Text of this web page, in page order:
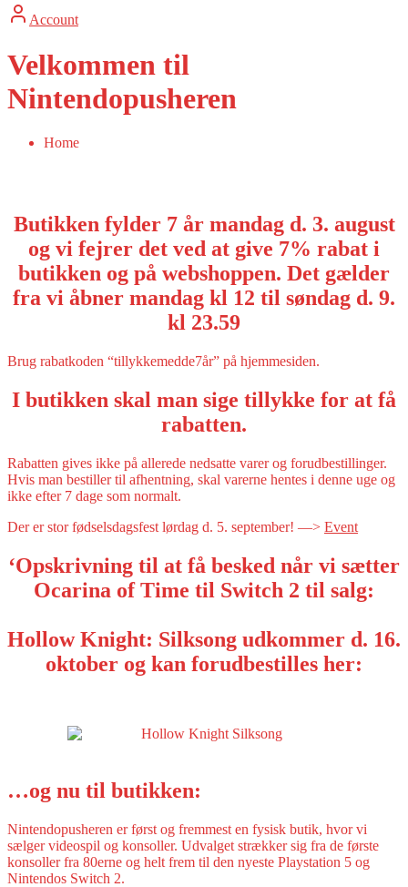
Account
Velkommen til
Nintendopusheren
Home
Butikken fylder 7 år mandag d. 3. august
og vi fejrer det ved at give 7% rabat i
butikken og på webshoppen. Det gælder
fra vi åbner mandag kl 12 til søndag d. 9.
kl 23.59
Brug rabatkoden “tillykkemedde7år” på hjemmesiden.
I butikken skal man sige tillykke for at få
rabatten.
Rabatten gives ikke på allerede nedsatte varer og forudbestillinger.
Hvis man bestiller til afhentning, skal varerne hentes i denne uge og
ikke efter 7 dage som normalt.
Der er stor fødselsdagsfest lørdag d. 5. september! —> Event
‘Opskrivning til at få besked når vi sætter
Ocarina of Time til Switch 2 til salg:
Hollow Knight: Silksong udkommer d. 16.
oktober og kan forudbestilles her:
…og nu til butikken:
Nintendopusheren er først og fremmest en fysisk butik, hvor vi
sælger videospil og konsoller. Udvalget strækker sig fra de første
konsoller fra 80erne og helt frem til den nyeste Playstation 5 og
Nintendos Switch 2.